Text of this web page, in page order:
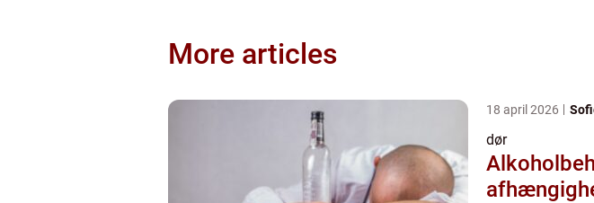
More articles
18 april 2026
dør